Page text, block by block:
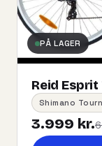
PÅ LAGER
Reid Esprit
Shimano
3.999 kr.